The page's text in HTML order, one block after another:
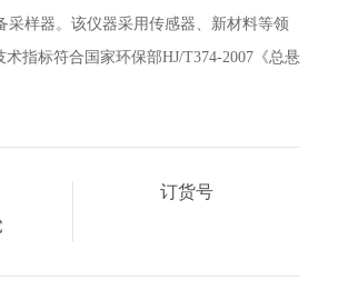
采样器。该仪器采用传感器、新材料等领
指标符合国家环保部HJ/T374-2007《总悬
订货号